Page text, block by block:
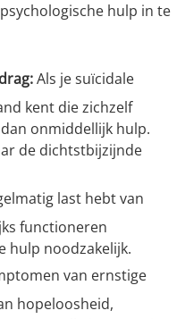
hulp in te
Als je suïcidale
kent die zichzelf
onmiddellijk hulp.
de dichtstbijzijnde
last hebt van
functioneren
hulp noodzakelijk.
van ernstige
hopeloosheid,